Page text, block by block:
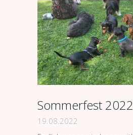
Sommerfest 2022
19.08.2022